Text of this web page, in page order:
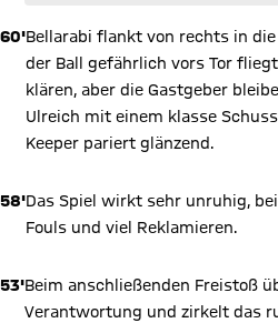
60'Bellarabi flankt von rechts in
der Ball gefährlich vors Tor
klären, aber die Gastgeber
Ulreich mit einem klasse
Keeper pariert glänzend.
58'Das Spiel wirkt sehr unruhig,
Fouls und viel Reklamieren.
53'Beim anschließenden Freistoß
Verantwortung und zirkelt das